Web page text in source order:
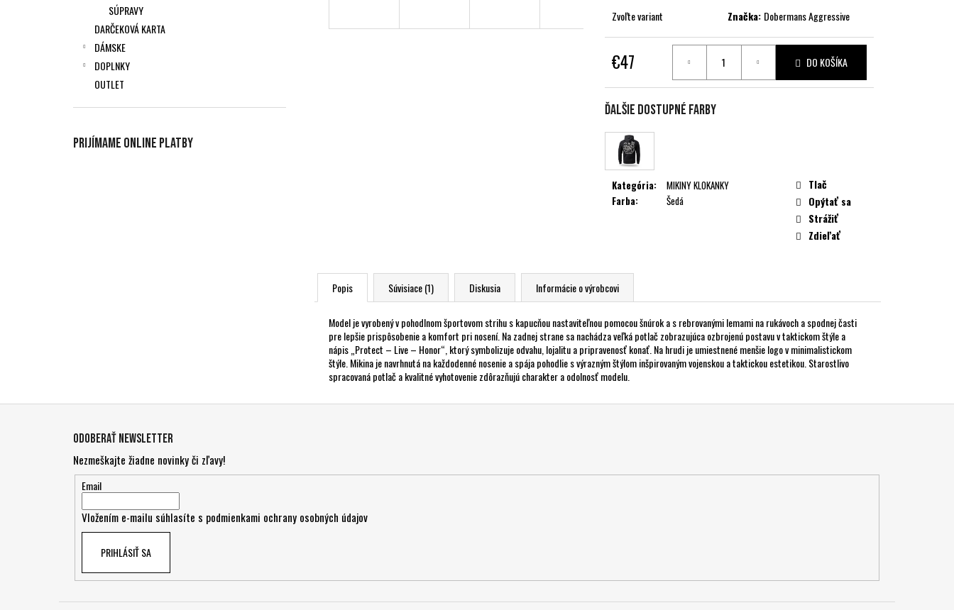
SÚPRAVY
DARČEKOVÁ KARTA
DÁMSKE
DOPLNKY
OUTLET
Prijímame online platby
Zvoľte variant Značka: Dobermans Aggressive
€47
cena:
DO KOŠÍKA
Ďalšie dostupné farby
Kategória:
MIKINY KLOKANKY
Farba: Šedá
Tlač
Opýtať sa
Strážiť
Zdieľať
Popis Súvisiace (1) Diskusia Informácie o výrobcovi
Model je vyrobený v pohodlnom športovom strihu s kapucňou nastaviteľnou pomocou šnúrok a s rebrovanými lemami na rukávoch a spodnej časti
pre lepšie prispôsobenie a komfort pri nosení. Na zadnej strane sa nachádza veľká potlač zobrazujúca ozbrojenú postavu v taktickom štýle a
nápis „Protect – Live – Honor“, ktorý symbolizuje odvahu, lojalitu a pripravenosť konať. Na hrudi je umiestnené menšie logo v minimalistickom
štýle. Mikina je navrhnutá na každodenné nosenie a spája pohodlie s výrazným štýlom inšpirovaným vojenskou a taktickou estetikou. Starostlivo
spracovaná potlač a kvalitné vyhotovenie zdôrazňujú charakter a odolnosť modelu.
Odoberať newsletter
Nezmeškajte žiadne novinky či zľavy!
Email
Vložením e-mailu súhlasíte s podmienkami ochrany osobných údajov
PRIHLÁSIŤ SA